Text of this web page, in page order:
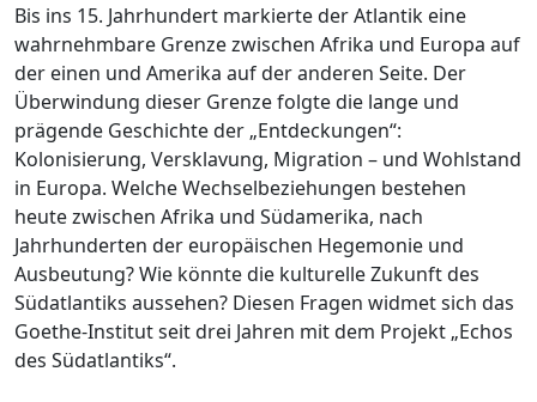
Bis ins 15. Jahrhundert markierte der Atlantik eine
wahrnehmbare Grenze zwischen Afrika und Europa auf
der einen und Amerika auf der anderen Seite. Der
Überwindung dieser Grenze folgte die lange und
prägende Geschichte der „Entdeckungen“:
Kolonisierung, Versklavung, Migration – und Wohlstand
in Europa. Welche Wechselbeziehungen bestehen
heute zwischen Afrika und Südamerika, nach
Jahrhunderten der europäischen Hegemonie und
Ausbeutung? Wie könnte die kulturelle Zukunft des
Südatlantiks aussehen? Diesen Fragen widmet sich das
Goethe-Institut seit drei Jahren mit dem Projekt „Echos
des Südatlantiks“.